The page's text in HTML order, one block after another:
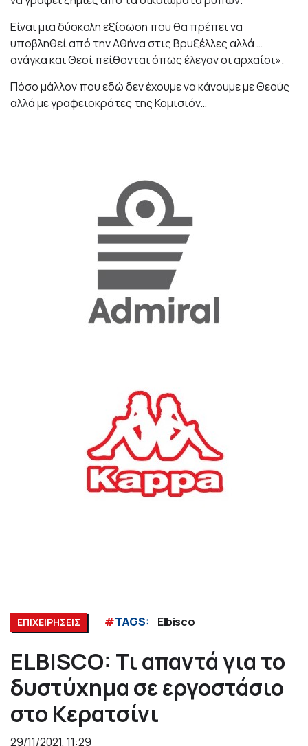
Είναι μια δύσκολη εξίσωση που θα πρέπει να
υποβληθεί από την Αθήνα στις Βρυξέλλες αλλά …
ανάγκα και Θεοί πείθονται όπως έλεγαν οι αρχαίοι».
Πόσο μάλλον που εδώ δεν έχουμε να κάνουμε με Θεούς
αλλά με γραφειοκράτες της Κομισιόν…
ΕΠΙΧΕΙΡΗΣΕΙΣ #TAGS: Elbisco
ELBISCO: Τι απαντά για το
δυστύχημα σε εργοστάσιο
στο Κερατσίνι
29/11/2021, 11:29